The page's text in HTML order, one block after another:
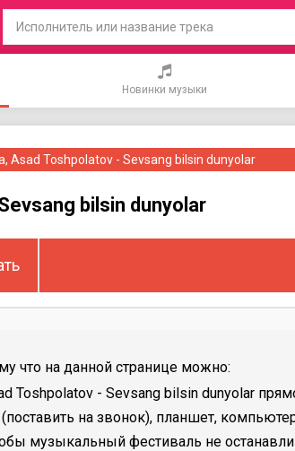
Новинки музыки
Asad Toshpolatov - Sevsang bilsin dunyolar
bilsin dunyolar
что на данной странице можно:
Toshpolatov - Sevsang bilsin dunyolar
на звонок), планшет,
музыкальный фестиваль не